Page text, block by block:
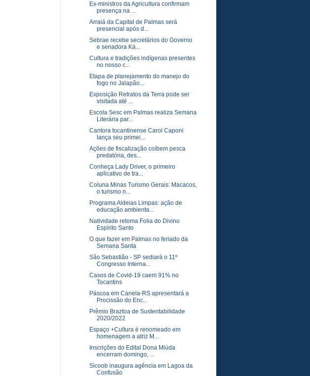
Ex-ministros da Agricultura confirmam
presença na ...
Arraiá da Capital de Palmas será
presencial após d...
Sebrae recebe secretários do Governo
e senadora Ká...
Cultura e tradições indígenas presentes
no nosso c...
Etapa de planejamento do manejo do
fogo no Jalapão...
Exposição Retratos da Terra pode ser
visitada até ...
Escola Sesc em Palmas realiza Semana
Literária par...
Cantora tocantinense Carol Caponi
lança seu primei...
Ações de fiscalização coíbem pesca
predatória, des...
Conheça Lady Driver, o primeiro
aplicativo de tra...
Coluna Minas Turismo Gerais: Macacos,
o turismo n...
Programa Aldeias Limpas: ação de
educação ambienta...
Natividade retoma Folia do Divino
Espírito Santo
O que fazer em Palmas no feriado da
Semana Santa
São Sebastião - SP sediará o 11º
Congresso Interna...
Casos de Covid-19 caem 91% no
Tocantins
Páscoa em Canela-RS apresentará a
Procissão do Enc...
Prêmio Braztoa de Sustentabilidade
2020/2022
Espaço +Cultura é renomeado em
homenagem a atriz M...
Inscrições do Edital Dona Miúda
encerram domingo, ...
Sicoob inaugura agência em Lagoa da
Confusão